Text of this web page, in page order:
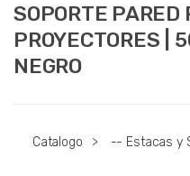
SOPORTE PARED
PROYECTORES |
NEGRO
Catalogo > -- Estacas y